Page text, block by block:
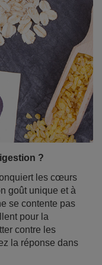
?
les cœurs
goût unique et à
se contente pas
pour la
contre les
la réponse dans